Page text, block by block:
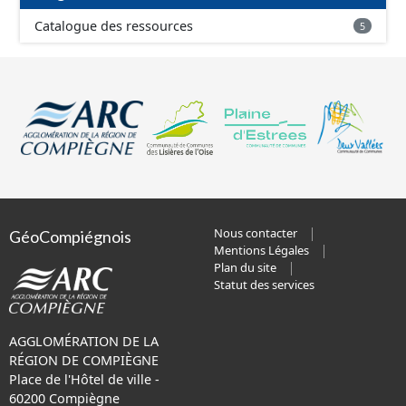
Catalogue des ressources 5
GéoCompiégnois
AGGLOMÉRATION DE LA
RÉGION DE COMPIÈGNE
Place de l'Hôtel de ville -
60200 Compiègne
Nous contacter
Mentions Légales
Plan du site
Statut des services